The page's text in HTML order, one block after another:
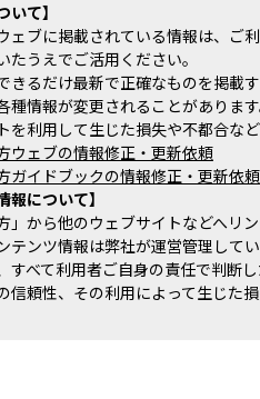
いて
ェブに掲載されている情報は、ご
たうえでご活用ください。
きるだけ最新で正確なものを掲載
種情報が変更されることがありま
を利用して生じた損失や不都合な
ウェブの情報修正・更新依頼
ガイドブックの情報修正・更新依頼
報について
」から他のウェブサイトなどへリ
テンツ情報は弊社が運営管理して
すべて利用者ご自身の責任で判断
信頼性、その利用によって生じた